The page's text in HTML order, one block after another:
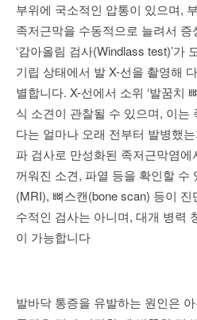
부위에 국소적인 압통이 있으며,
족저근막을 수동적으로 늘려서
‘감아올림 검사(Windlass test)’가
기립 상태에서 발 X-선을 촬영해
별합니다. X-선에서 소위 ‘발꿈치
식 소견이 관찰될 수 있으며, 이는
다는 얼마나 오래 전부터 발병했
파 검사로 만성화된 족저근막염
꺼워진 소견, 파열 등을 확인할 수
(MRI), 뼈스캔(bone scan) 등이
수적인 검사는 아니며, 대개 병력
이 가능합니다
발바닥 통증을 유발하는 원인은